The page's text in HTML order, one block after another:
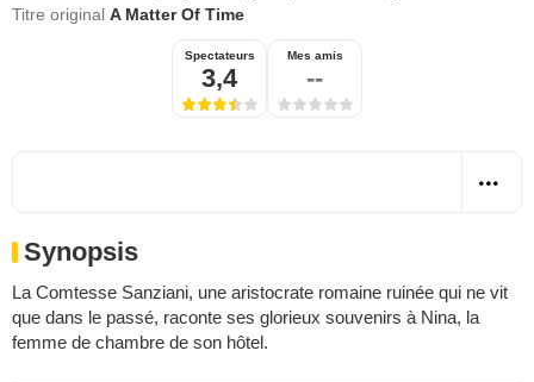
Titre original A Matter Of Time
Spectateurs
3,4
Mes amis
--
Synopsis
La Comtesse Sanziani, une aristocrate romaine ruinée qui ne vit
que dans le passé, raconte ses glorieux souvenirs à Nina, la
femme de chambre de son hôtel.